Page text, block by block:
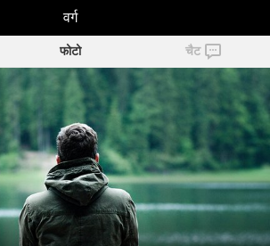
Brodaga123
फोटो चैट
वर्ग